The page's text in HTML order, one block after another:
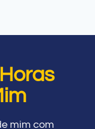
mim com